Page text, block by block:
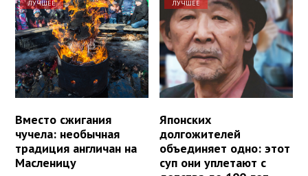
ЛУЧШЕЕ
Вместо сжигания
чучела: необычная
традиция англичан на
Масленицу
ЛУЧШЕЕ
Японских
долгожителей
объединяет одно: этот
суп они уплетают с